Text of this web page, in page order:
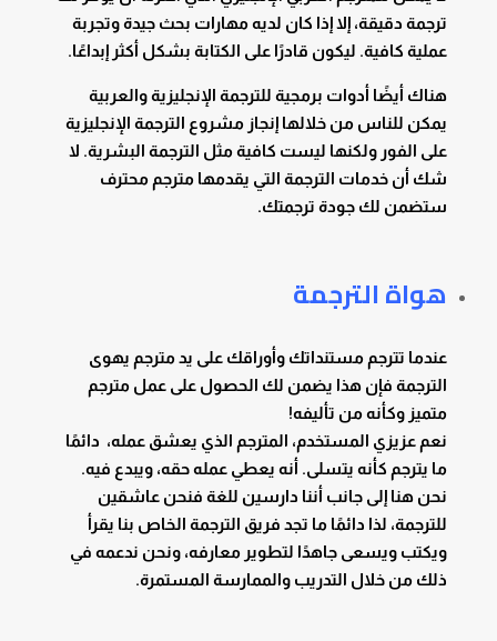
ترجمة دقيقة، إلا إذا كان لديه مهارات بحث جيدة وتجربة
عملية كافية. ليكون قادرًا على الكتابة بشكل أكثر إبداعًا.
هناك أيضًا أدوات برمجية للترجمة الإنجليزية والعربية
يمكن للناس من خلالها إنجاز مشروع الترجمة الإنجليزية
على الفور ولكنها ليست كافية مثل الترجمة البشرية. لا
شك أن خدمات الترجمة التي يقدمها مترجم محترف
ستضمن لك جودة ترجمتك.
هواة الترجمة
عندما تترجم مستنداتك وأوراقك على يد مترجم يهوى
الترجمة فإن هذا يضمن لك الحصول على عمل مترجم
متميز وكأنه من تأليفه!
نعم عزيزي المستخدم، المترجم الذي يعشق عمله، دائمًا
ما يترجم كأنه يتسلى. أنه يعطي عمله حقه، ويبدع فيه.
نحن هنا إلى جانب أننا دارسين للغة فنحن عاشقين
للترجمة، لذا دائمًا ما تجد فريق الترجمة الخاص بنا يقرأ
ويكتب ويسعى جاهدًا لتطوير معارفه، ونحن ندعمه في
ذلك من خلال التدريب والممارسة المستمرة.